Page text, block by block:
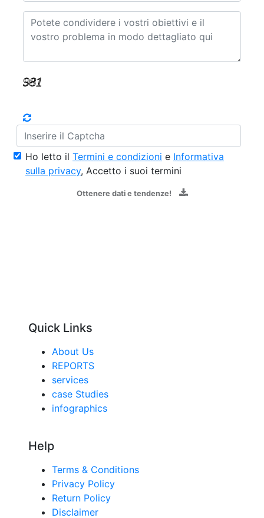
Ho letto il Termini e condizioni e Informativa
sulla privacy, Accetto i suoi termini
Ottenere dati e tendenze!
Quick Links
About Us
REPORTS
services
case Studies
infographics
Help
Terms & Conditions
Privacy Policy
Return Policy
Disclaimer